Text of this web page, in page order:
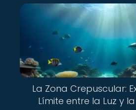
La Zona Crepuscular:
Límite entre la Luz y